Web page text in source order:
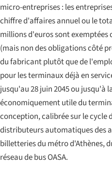
micro-entreprises : les
chiffre d'affaires annuel ou le
millions d'euros sont exemptées
(mais non des obligations côté
du fabricant plutôt que de
pour les terminaux déjà en
jusqu'au 28 juin 2045 ou jusqu'à
économiquement utile du
conception, calibrée sur le cycle
distributeurs automatiques des
billetteries du métro d'Athènes,
réseau de bus OASA.